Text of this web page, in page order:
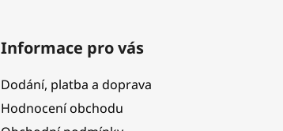
Informace pro vás
Dodání, platba a doprava
Hodnocení obchodu